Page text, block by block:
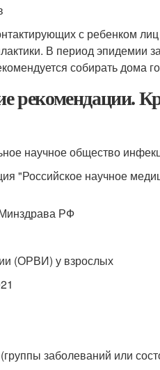
с ребенком
В период эпидемии
собирать дома
рекомендации.
научное общество
"Российское научное
РФ
(ОРВИ) у взрослых
заболеваний или